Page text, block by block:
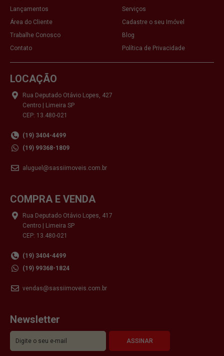
Lançamentos
Serviços
Área do Cliente
Cadastre o seu Imóvel
Trabalhe Conosco
Blog
Contato
Política de Privacidade
LOCAÇÃO
Rua Deputado Otávio Lopes, 427
Centro | Limeira SP
CEP: 13.480-021
(19) 3404-4499
(19) 99368-1809
aluguel@sassiimoveis.com.br
COMPRA E VENDA
Rua Deputado Otávio Lopes, 417
Centro | Limeira SP
CEP: 13.480-021
(19) 3404-4499
(19) 99368-1824
vendas@sassiimoveis.com.br
Newsletter